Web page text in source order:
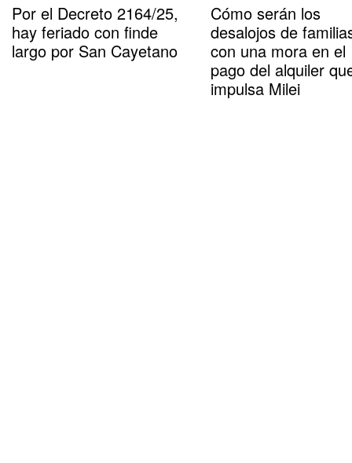
Por el Decreto 2164/25,
hay feriado con finde
largo por San Cayetano
Cómo serán los
desalojos de
con una mora en el
pago del alquiler
impulsa Milei